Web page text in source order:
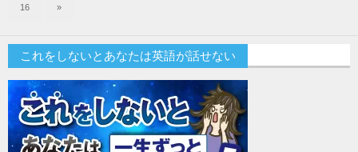
16 »
これをしないとあなたは英語が話せない